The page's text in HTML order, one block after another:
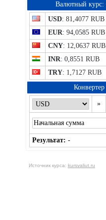
Bалютный курс:
USD: 81,4077 RUB
EUR: 94,0585 RUB
CNY: 12,0637 RUB
INR: 0,8551 RUB
TRY: 1,7127 RUB
»
Результат: -
Источник курса: kursvaliut.ru